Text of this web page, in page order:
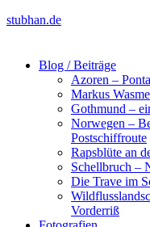
stubhan.de
Blog / Beiträge
Azoren –
Markus
Gothmund –
Norwegen –
Postschiffroute
Rapsblüte an
Schellbruch –
Die Trave im
Vorderriß